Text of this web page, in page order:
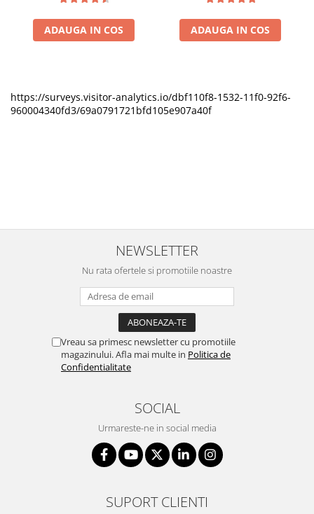
ADAUGA IN COS ADAUGA IN COS
https://surveys.visitor-analytics.io/dbf110f8-1532-11f0-92f6-
960004340fd3/69a0791721bfd105e907a40f
NEWSLETTER
Nu rata ofertele si promotiile noastre
Vreau sa primesc newsletter cu promotiile
magazinului. Afla mai multe in Politica de
Confidentialitate
SOCIAL
Urmareste-ne in social media
SUPORT CLIENTI